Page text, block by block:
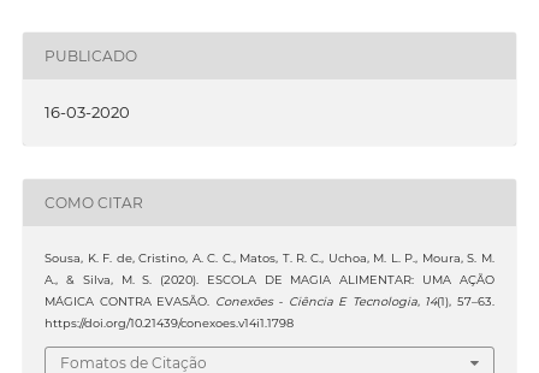
PUBLICADO
16-03-2020
COMO CITAR
Sousa, K. F. de, Cristino, A. C. C., Matos, T. R. C., Uchoa, M. L. P., Moura, S. M.
A., & Silva, M. S. (2020). ESCOLA DE MAGIA ALIMENTAR: UMA AÇÃO
MÁGICA CONTRA EVASÃO. Conexões - Ciência E Tecnologia, 14(1), 57–63.
https://doi.org/10.21439/conexoes.v14i1.1798
Fomatos de Citação